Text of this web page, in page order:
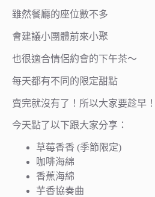
雖然餐廳的座位數不多
會建議小團體前來小聚
也很適合情侶約會的下午茶～
每天都有不同的限定甜點
賣完就沒有了！所以大家要趁早！
今天點了以下跟大家分享：
草莓香香 (季節限定)
咖啡海綿
香蕉海綿
芋香協奏曲